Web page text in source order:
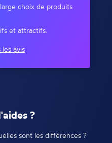
choix de produits
et attractifs.
avis
?
sont les différences ?